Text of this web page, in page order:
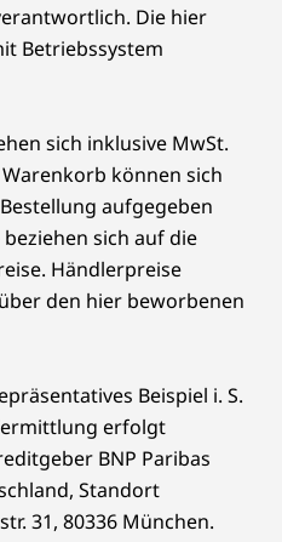
Die hier
Betriebssystem
sich inklusive MwSt.
können sich
aufgegeben
sich auf die
Händlerpreise
den hier beworbenen
Beispiel i. S.
erfolgt
BNP Paribas
Standort
31, 80336 München.